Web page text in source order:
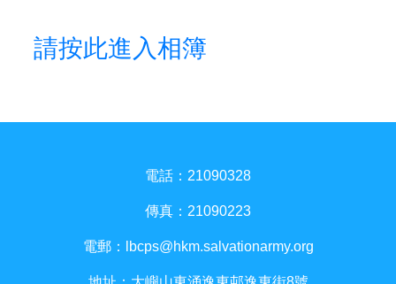
請按此進入相簿
電話：21090328
傳真：21090223
電郵： lbcps@hkm.salvationarmy.org